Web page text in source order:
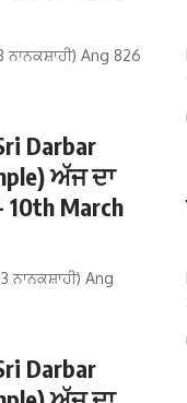
Ang 826
Darbar
ਅੱਜ ਦਾ
10th March
ਨਾਨਕਸ਼ਾਹੀ) Ang
Darbar